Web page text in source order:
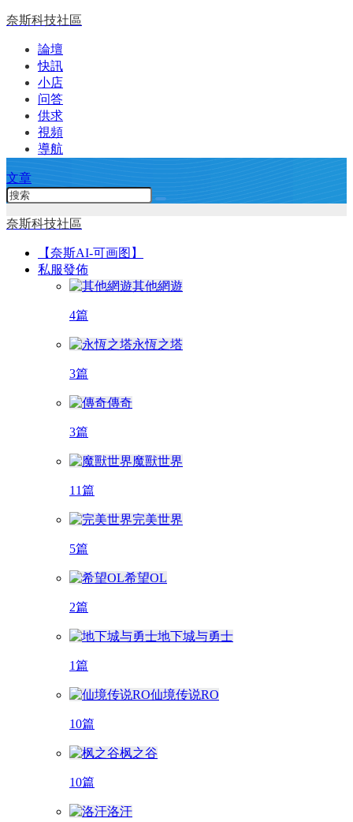
奈斯科技社區
論壇
快訊
小店
问答
供求
視頻
導航
文章
奈斯科技社區
【奈斯AI-可画图】
私服發佈
其他網遊
4篇
永恆之塔
3篇
傳奇
3篇
魔獸世界
11篇
完美世界
5篇
希望OL
2篇
地下城与勇士
1篇
仙境传说RO
10篇
枫之谷
10篇
洛汗